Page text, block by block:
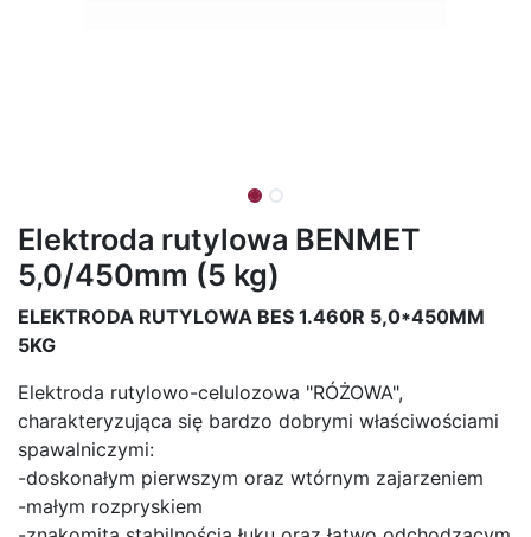
Elektroda rutylowa BENMET
5,0/450mm (5 kg)
ELEKTRODA RUTYLOWA BES 1.460R 5,0*450MM
5KG
Elektroda rutylowo-celulozowa "RÓŻOWA",
charakteryzująca się bardzo dobrymi właściwościami
spawalniczymi:
-doskonałym pierwszym oraz wtórnym zajarzeniem
-małym rozpryskiem